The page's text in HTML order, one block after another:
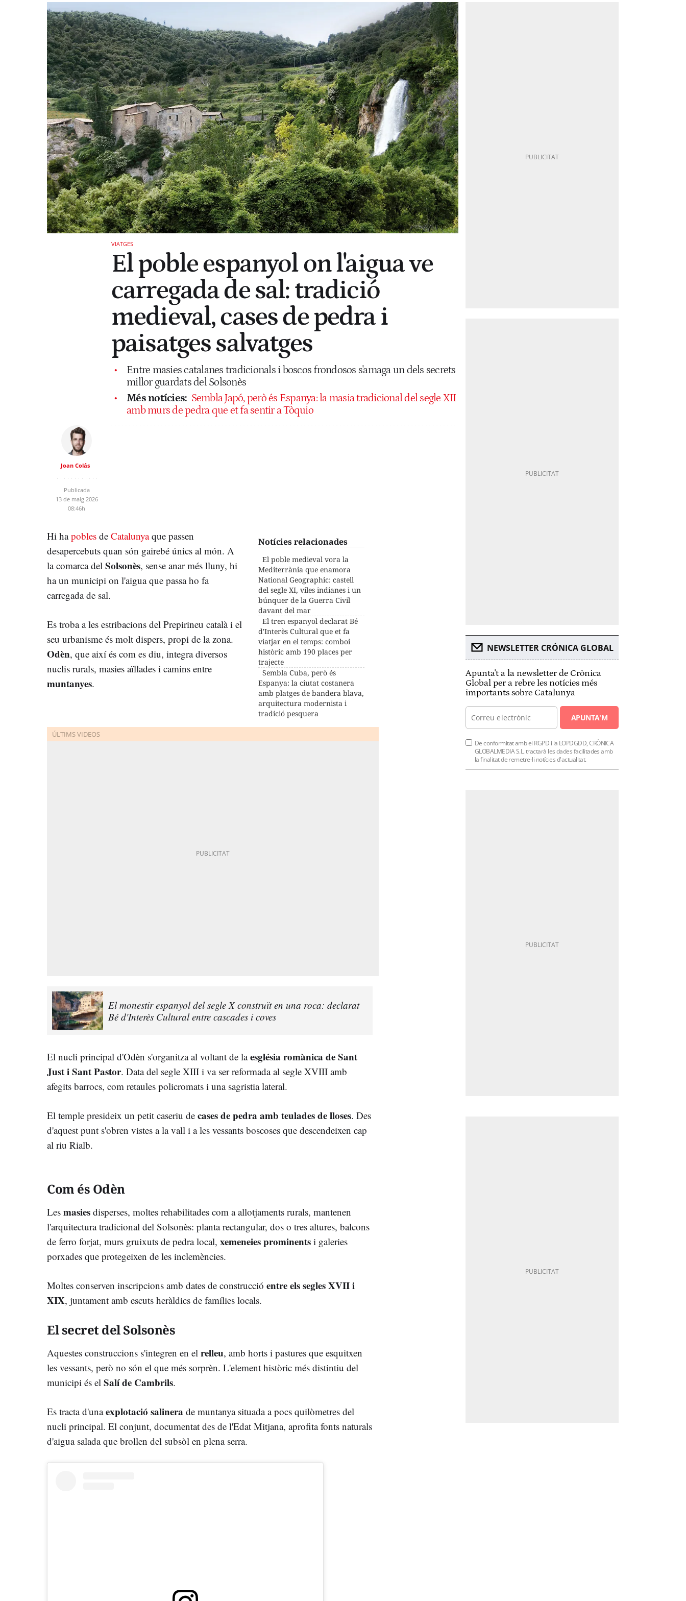
VIATGES
El poble espanyol on l'aigua ve
carregada de sal: tradició
medieval, cases de pedra i
paisatges salvatges
Entre masies catalanes tradicionals i boscos frondosos s'amaga un dels secrets
millor guardats del Solsonès
Més notícies: Sembla Japó, però és Espanya: la masia tradicional del segle XII
amb murs de pedra que et fa sentir a Tòquio
Joan Colás
Publicada
13 de maig 2026
08:46h
Notícies relacionades
El poble medieval vora la
Mediterrània que enamora
National Geographic: castell
del segle XI, viles indianes i un
búnquer de la Guerra Civil
davant del mar
El tren espanyol declarat Bé
d'Interès Cultural que et fa
viatjar en el temps: comboi
històric amb 190 places per
trajecte
Sembla Cuba, però és
Espanya: la ciutat costanera
amb platges de bandera blava,
arquitectura modernista i
tradició pesquera
Hi hapobles de Catalunyaque passen
desapercebuts quan són gairebé únics al món. A
la comarca del Solsonès, sense anar més lluny, hi
ha un municipi on l'aigua que passa ho fa
carregada de sal.
Es troba a les estribacions del Prepirineu català i el
seu urbanisme és molt dispers, propi de la zona.
Odèn, que així és com es diu, integra diversos
nuclis rurals, masies aïllades i camins entre
muntanyes.
El monestir espanyol del segle X construït en una roca: declarat
Bé d'Interès Cultural entre cascades i coves
El nucli principal d'Odèn s'organitza al voltant de laesglésia romànica de Sant
Just i Sant Pastor. Data del segle XIII i va ser reformada al segle XVIII amb
afegits barrocs, com retaules policromats i una sagristia lateral.
El temple presideix un petit caseriu de cases de pedra amb teulades de lloses. Des
d'aquest punt s'obren vistes a la vall i a les vessants boscoses que descendeixen cap
al riu Rialb.
Com és Odèn
Les masies disperses, moltes rehabilitades com a allotjaments rurals, mantenen
l'arquitectura tradicional del Solsonès: planta rectangular, dos o tres altures, balcons
de ferro forjat, murs gruixuts de pedra local, xemeneies prominents i galeries
porxades que protegeixen de les inclemències.
Moltes conserven inscripcions amb dates de construcció entre els segles XVII i
XIX, juntament amb escuts heràldics de famílies locals.
El secret del Solsonès
Aquestes construccions s'integren en el relleu, amb horts i pastures que esquitxen
les vessants, però no són el que més sorprèn. L'element històric més distintiu del
municipi és el Salí de Cambrils.
Es tracta d'unaexplotació salinera de muntanya situada a pocs quilòmetres del
nucli principal. El conjunt, documentat des de l'Edat Mitjana, aprofita fonts naturals
d'aigua salada que brollen del subsòl en plena serra.
NEWSLETTER CRÓNICA GLOBAL
Apunta't a la newsletter de Crònica
Global per a rebre les notícies més
importants sobre Catalunya
APUNTA'M
De conformitat amb el RGPD i la LOPDGDD, CRÒNICA
GLOBALMEDIA S.L. tractarà les dades facilitades amb
la finalitat de remetre-li notícies d'actualitat.